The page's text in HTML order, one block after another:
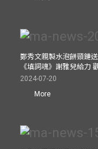
鄭秀文親製水泡餅頸鏈
《填詞魂》謝雅兒給力
2024-07-20
More